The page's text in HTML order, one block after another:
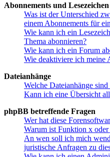
Abonnements und Lesezeichen
Was ist der Unterschied
einem Abonnements für
Wie kann ich ein
Thema abonnieren?
Wie kann ich ein Forum
Wie deaktiviere ich meine
Dateianhänge
Welche Dateianhänge
Kann ich eine Übersicht
phpBB betreffende Fragen
Wer hat diese
Warum ist Funktion x
An wen soll ich mich
juristische Anfragen zu